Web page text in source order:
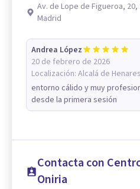
Av. de Lope de Figueroa,
Madrid
Andrea López
20 de febrero de 2026
Localización: Alcalá de Henares
entorno cálido y muy
desde la primera sesión
Contacta con
Oniria